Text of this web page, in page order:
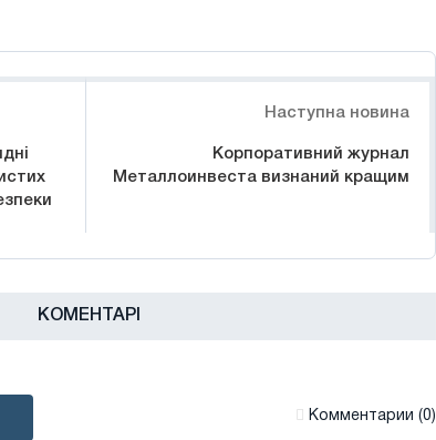
Наступна новина
Корпоративний журнал
Металлоинвеста визнаний кращим
КОМЕНТАРІ
Комментарии (0)